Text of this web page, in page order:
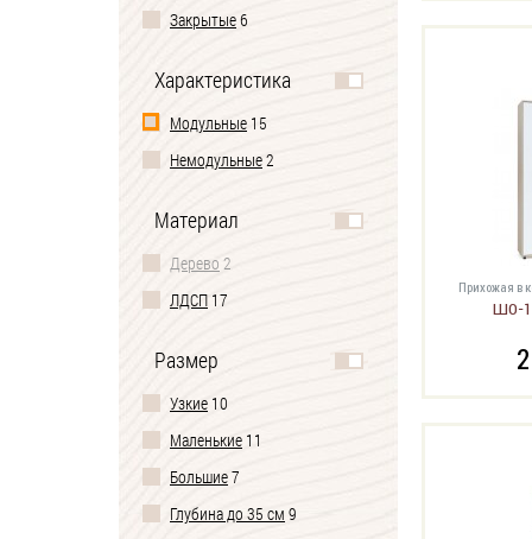
Закрытые6
Характеристика
Модульные 15
Немодульные2
Материал
Дерево 2
ЛДСП 17
Размер
Узкие 10
Маленькие 11
Большие7
Глубина до 35 см 9
Прихожая в
ШО-1